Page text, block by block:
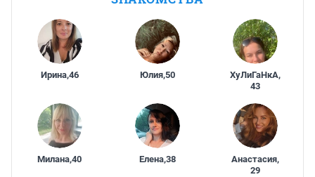
Ирина,46 Юлия,50 ХуЛиГаНкА,
43
Милана,40 Елена,38 Анастасия,
29